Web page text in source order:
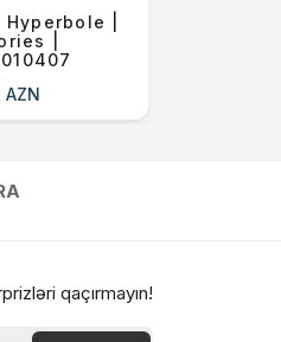
|
|
AZN
qaçırmayın!